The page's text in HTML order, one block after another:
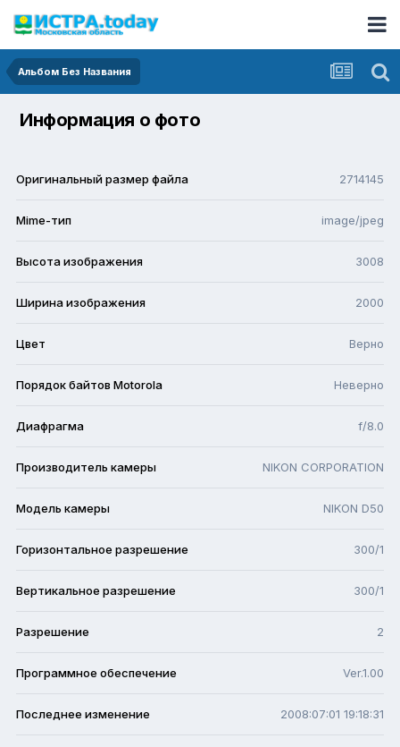
Альбом Без Названия
Информация о фото
Оригинальный размер файла 2714145
Mime-тип image/jpeg
Высота изображения 3008
Ширина изображения 2000
Цвет Верно
Порядок байтов Motorola Неверно
Диафрагма f/8.0
Производитель камеры NIKON CORPORATION
Модель камеры NIKON D50
Горизонтальное разрешение 300/1
Вертикальное разрешение 300/1
Разрешение 2
Программное обеспечение Ver.1.00
Последнее изменение 2008:07:01 19:18:31